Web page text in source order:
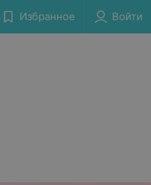
Избранное Войти